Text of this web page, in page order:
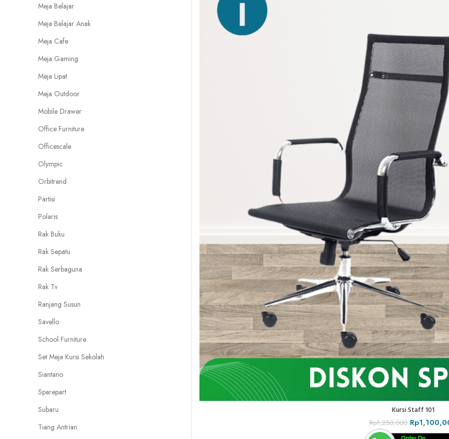
Meja Belajar
Meja Belajar Anak
Meja Cafe
Meja Gaming
Meja Lipat
Meja Outdoor
Mobile Drawer
Office Furniture
Officescale
Olympic
Orbitrend
Partisi
Polaris
Rak Buku
Rak Sepatu
Rak Serbaguna
Rak Tv
Ranjang Susun
Savello
School Furniture
Set Meja Kursi Sekolah
Siantano
Sparepart
Subaru
Tiang Antrian
Kursi Staff 101
Rp1,250,000 Rp